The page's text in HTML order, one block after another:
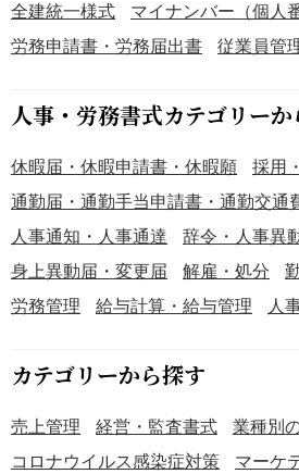
区分や労働時間を可視化し、残業や
しやすくすることで、日常の労務管
退勤時刻・休憩時間を正しく入力す
じて、集計項目や記載欄を調整して
集計結果を確認＞ 月ごとの合計時間
いか確認しましょう。 ■テンプレートの利用メリット ＜Ex
cel形式で編集・管理しやすい＞ 自
自由に編集しやすく、既存の業務フ
いのが特長です。 ＜自動算出で集計
用開始＞ 見本を参考に入力方法を確
トです。
全建統一様式
マイナンバー（個人
労務申請書・労務届出書
従業員管
人事・労務書式カテゴリー
休暇届・休暇申請書・休暇願 採用
通勤届・通勤手当申請書・通勤交通
人事通知・人事通達
辞令・人事異
身上異動届・変更届
解雇・処分
労務管理
給与計算・給与管理 人
カテゴリーから探す
売上管理 経営・監査書式 業種別
コロナウイルス感染症対策
マーケ